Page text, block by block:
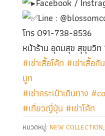
Facebook /
Line :
โทร 091-738-8536
หน้าร้าน อุดมสุข สุขุมวิท
#เช่าเสื้อโค้ท #เช่าเสื้อกั
บูท
#เช่ากระเป๋าเดินทาง
#เที่ยวญี่ปุ่น #เช่าโค้ท
หมวดหมู่: NEW COLLECTION,